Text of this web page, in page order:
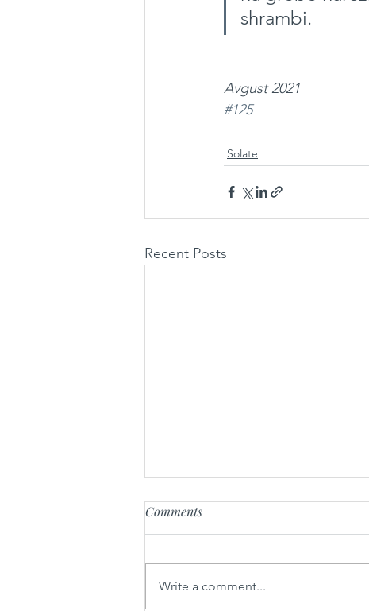
shrambi.
Avgust 2021
#125
Solate
Recent Posts
Topel fižol s čebulo
Comments
Write a comment...